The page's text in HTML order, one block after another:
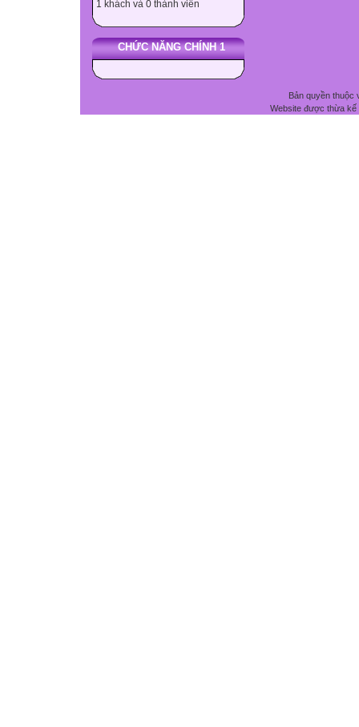
1 khách và 0 thành viên
CHỨC NĂNG CHÍNH 1
Bản quyền thuộc
Website được thừa